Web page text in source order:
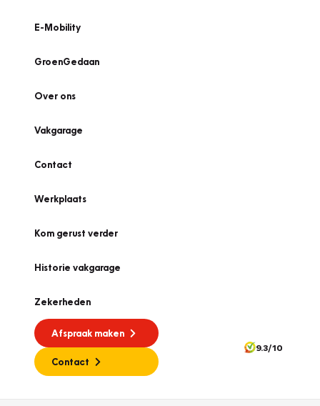
E-Mobility
GroenGedaan
Over ons
Vakgarage
Contact
Werkplaats
Kom gerust verder
Historie vakgarage
Zekerheden
Afspraak maken
Contact
9.3/10